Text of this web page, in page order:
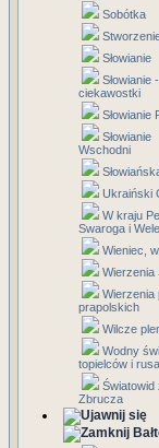
Sobótka
Słowianie
Słowianie -
ciekawostki
Słowianie
Słowianie
Wschodni
Ukraiński
W kraju
Swaroga i
Wieniec,
Wierzenia
Wierzenia
prapolskich
Wilcze
Wodny
topielców i
Światowid
Zbrucza